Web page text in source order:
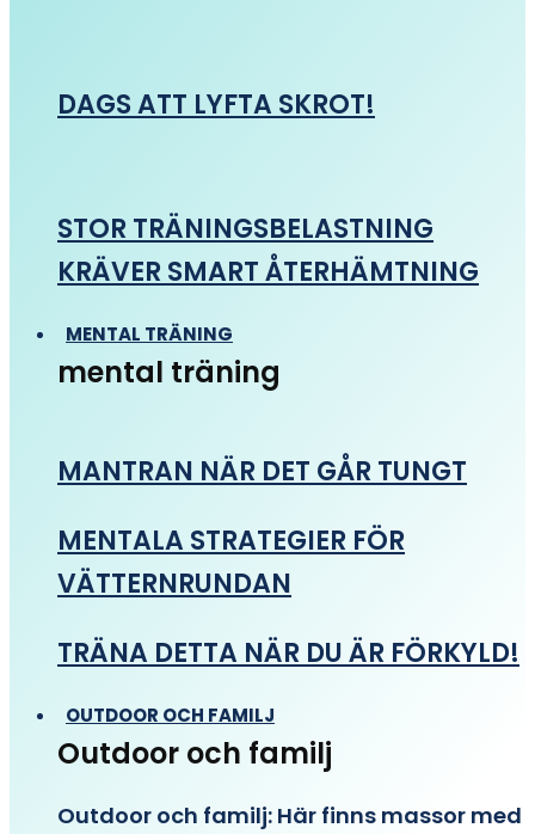
DAGS ATT LYFTA SKROT!
STOR TRÄNINGSBELASTNING
KRÄVER SMART ÅTERHÄMTNING
MENTAL TRÄNING
mental träning
MANTRAN NÄR DET GÅR TUNGT
MENTALA STRATEGIER FÖR
VÄTTERNRUNDAN
TRÄNA DETTA NÄR DU ÄR FÖRKYLD!
OUTDOOR OCH FAMILJ
Outdoor och familj
Outdoor och familj: Här finns massor med